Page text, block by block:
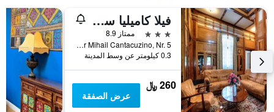
فيلا كاميليا سيناي
3 نجوم
ممتاز 8.9
Str. Spatar Mihail Cantacuzino, Nr. 5, سينايا, رومانيا
0.3 كيلومتر عن وسط المدينة
260 ﷼
عرض الصفقة